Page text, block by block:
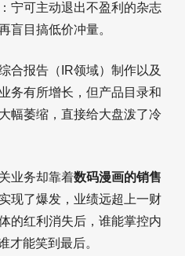
宁可主动退出不盈利的杂志
盲目搞低价冲量。
合报告（IR领域）制作以及
务有所增长，但产品目录和
幅萎缩，直接给大盘泼了冷
业务却靠着数码漫画的销售
实现了爆发，业绩远超上一财
的红利消失后，谁能掌控内
才能笑到最后。